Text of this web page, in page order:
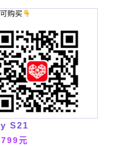
S21
元
很简单，百亿补贴
）、骁龙888、IP68
丰富挖掘的OneU
丝雾白版本仅3799
小机身旗舰党首
2599元 12+256GB
刚发布，但在价格
一加8T性价比更
柔性直屏，金